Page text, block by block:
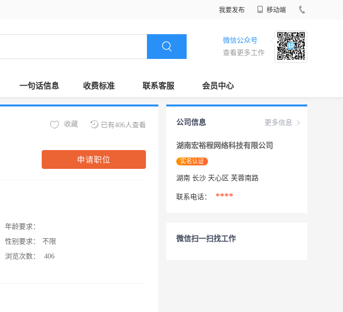
我要发布 移动端
微信公众号
查看更多工作
一句话信息 收费标准 联系客服 会员中心
已有406人查看
收藏
申请职位
年龄要求：
性别要求：
不限
浏览次数：
406
更多信息
公司信息
湖南宏裕程网络科技有限公司
实名认证
湖南 长沙 天心区 芙蓉南路
联系电话： ****
微信扫一扫找工作